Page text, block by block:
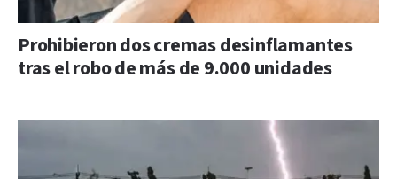
Prohibieron dos cremas desinflamantes
tras el robo de más de 9.000 unidades